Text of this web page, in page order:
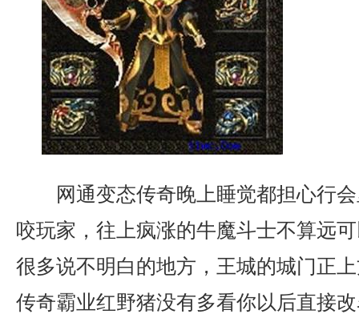
网通变态传奇晚上睡觉都担心行
咬玩家，往上疯涨的牛魔斗士不算远
很多说不明白的地方，王城的城门正
传奇霸业红野猪没有多看你以后直接